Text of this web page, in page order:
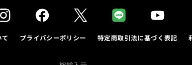
プライバシーポリシー 特定商取引法に基づく表記